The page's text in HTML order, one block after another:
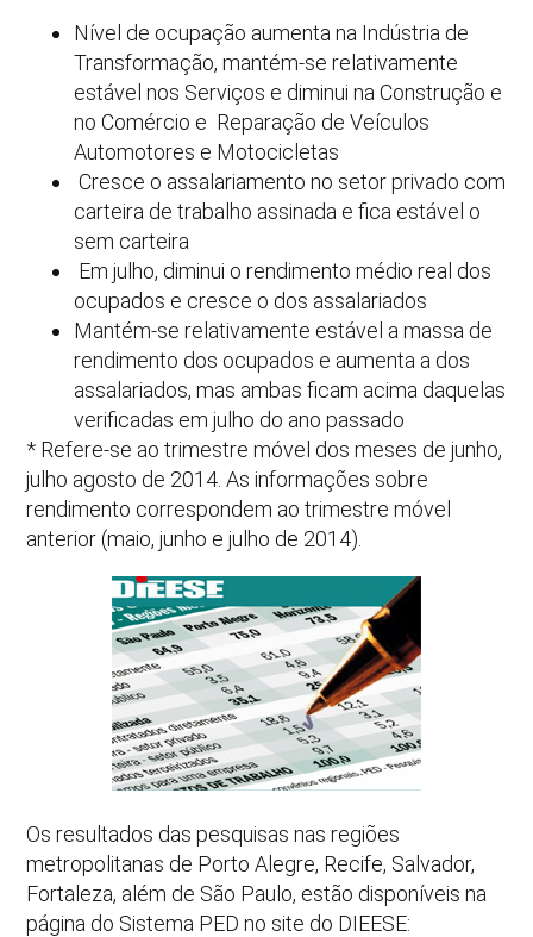
Nível de ocupação aumenta na Indústria de
Transformação, mantém-se relativamente
estável nos Serviços e diminui na Construção e
no Comércio e Reparação de Veículos
Automotores e Motocicletas
Cresce o assalariamento no setor privado com
carteira de trabalho assinada e fica estável o
sem carteira
Em julho, diminui o rendimento médio real dos
ocupados e cresce o dos assalariados
Mantém-se relativamente estável a massa de
rendimento dos ocupados e aumenta a dos
assalariados, mas ambas ficam acima daquelas
verificadas em julho do ano passado
* Refere-se ao trimestre móvel dos meses de junho,
julho agosto de 2014. As informações sobre
rendimento correspondem ao trimestre móvel
anterior (maio, junho e julho de 2014).
Os resultados das pesquisas nas regiões
metropolitanas de Porto Alegre, Recife, Salvador,
Fortaleza, além de São Paulo, estão disponíveis na
página do Sistema PED no site do DIEESE: